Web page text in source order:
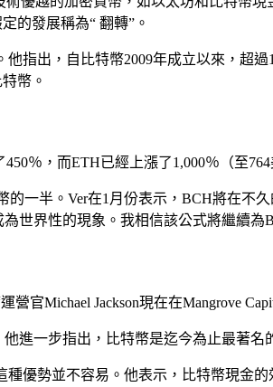
的發展稱為“ 翻轉”。
指出，自比特幣2009年成立以來，超
幣。
％，而ETH已經上漲了1,000％（至
一半。Ver在1月份表示，BCH將在不
世界性的現象。我相信該公式將繼續
官Michael Jackson現在在Mangrove
進一步指出，比特幣是迄今為止最著名
優勢並不容易。他表示，比特幣現金